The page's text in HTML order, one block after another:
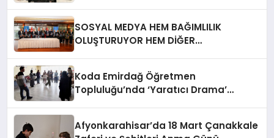
SOSYAL MEDYA HEM BAĞIMLILIK
OLUŞTURUYOR HEM DİĞER
Koda Emirdağ Öğretmen
Topluluğu’nda ‘Yaratıcı Drama’
Afyonkarahisar’da 18 Mart Çanakkale